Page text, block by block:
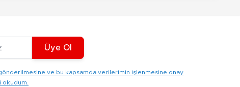
Üye Ol
ve bu kapsamda verilerimin işlenmesine onay
okudum.